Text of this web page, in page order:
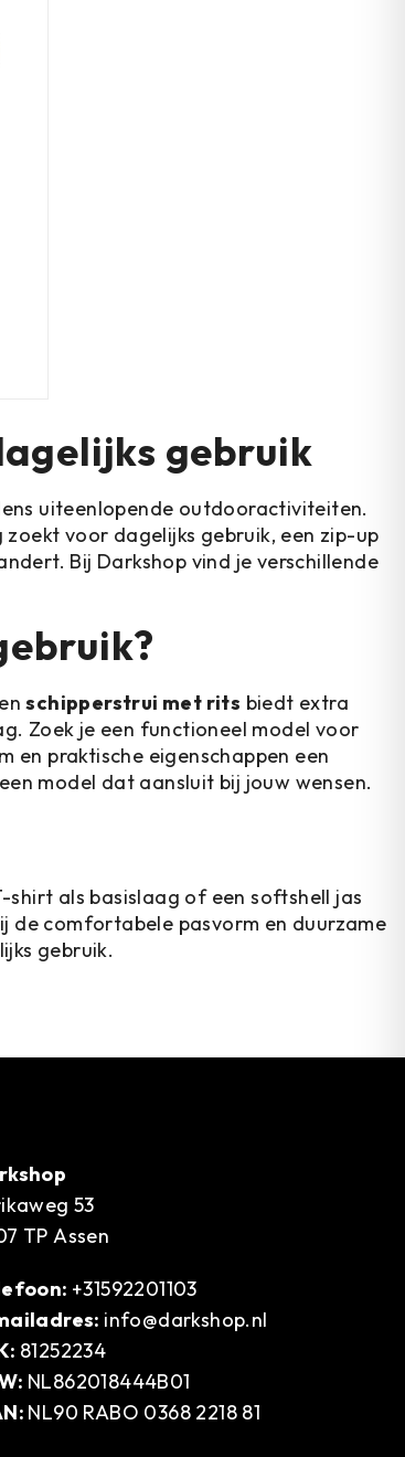
gebruik
uiteenlopende outdooractiviteiten.
voor dagelijks gebruik, een zip-up
Bij Darkshop vind je verschillende
schipperstrui met rits biedt extra
Zoek je een functioneel model voor
en praktische eigenschappen een
model dat aansluit bij jouw wensen.
shirt als basislaag of een softshell jas
de comfortabele pasvorm en duurzame
gebruik.
53
TP Assen
+31592201103
info@darkshop.nl
81252234
NL862018444B01
NL90 RABO 0368 2218 81